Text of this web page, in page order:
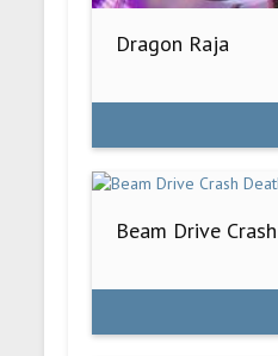
Dragon Raja
Beam Drive